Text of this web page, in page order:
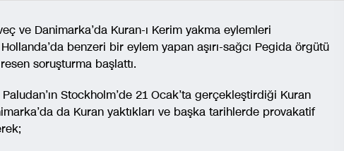
ve Danimarka’da Kuran-ı Kerim yakma eylemleri
benzeri bir eylem yapan aşırı-sağcı Pegida örgütü
soruşturma başlattı.
Stockholm’de 21 Ocak’ta gerçekleştirdiği Kuran
da Kuran yaktıkları ve başka tarihlerde provakatif